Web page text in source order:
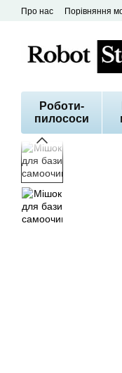
Перейти до основного
Про нас Порівняння
Роботи-
пилососи